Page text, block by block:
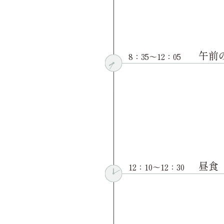
8：35〜12：05 午前
12：10〜12：30 昼食